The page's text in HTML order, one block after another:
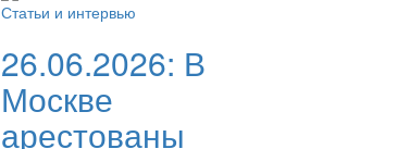
Статьи и интервью
26.06.2026: В
Москве
арестованы